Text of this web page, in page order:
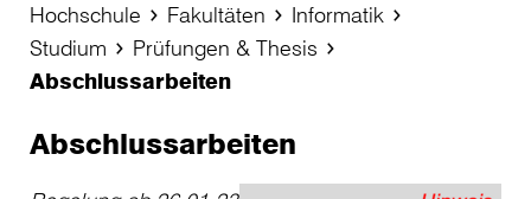
Hochschule Fakultäten
Informatik
Studium
Prüfungen & Thesis
Abschlussarbeiten
Abschlussarbeiten